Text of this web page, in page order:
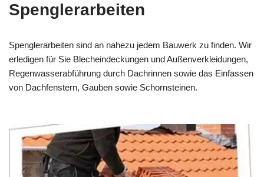
Spenglerarbeiten
Spenglerarbeiten sind an nahezu jedem Bauwerk zu finden. Wir
erledigen für Sie Blecheindeckungen und Außenverkleidungen,
Regenwasserabführung durch Dachrinnen sowie das Einfassen
von Dachfenstern, Gauben sowie Schornsteinen.